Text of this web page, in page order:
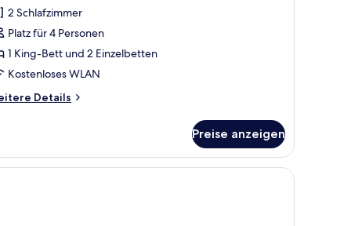
2 Schlafzimmer
Platz für 4 Personen
1 King-Bett und 2 Einzelbetten
Kostenloses WLAN
Details
Preise anzeigen